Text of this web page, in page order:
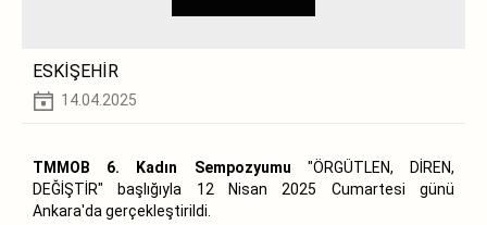
ESKİŞEHİR
14.04.2025
TMMOB 6. Kadın Sempozyumu "ÖRGÜTLEN, DİREN,
DEĞİŞTİR" başlığıyla 12 Nisan 2025 Cumartesi günü
Ankara'da gerçekleştirildi.